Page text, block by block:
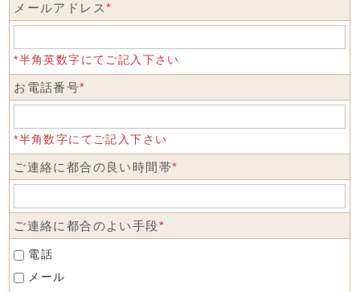
メールアドレス*
*半角英数字にてご記入下さい
お電話番号*
*半角数字にてご記入下さい
ご連絡に都合の良い時間帯*
ご連絡に都合のよい手段*
電話
メール